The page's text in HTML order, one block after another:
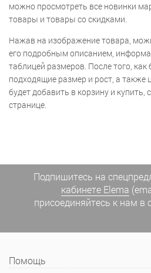
можно просмотреть все новинки
товары и товары со скидками.
Нажав на изображение товара,
его подробным описанием,
таблицей размеров. После того,
подходящие размер и рост, а также
будет добавить в корзину и купить,
странице.
Подпишитесь на
кабинете Elema
присоединяйтесь к нам в
Помощь